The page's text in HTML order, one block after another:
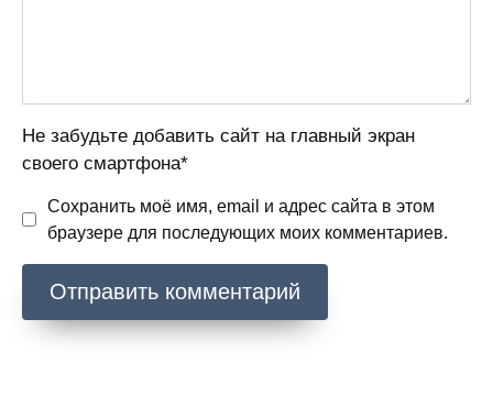
Не забудьте добавить сайт на главный экран
своего смартфона*
Сохранить моё имя, email и адрес сайта в этом
браузере для последующих моих комментариев.